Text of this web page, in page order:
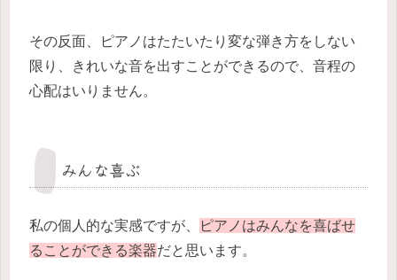
その反面、ピアノはたたいたり変な弾き方をしない
限り、きれいな音を出すことができるので、音程の
心配はいりません。
みんな喜ぶ
私の個人的な実感ですが、
ピアノはみんなを喜ばせ
ることができる楽器だと思います。